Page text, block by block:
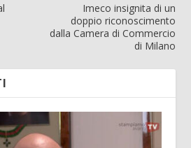
Imeco insignita di un
doppio riconoscimento
dalla Camera di Commercio
di Milano